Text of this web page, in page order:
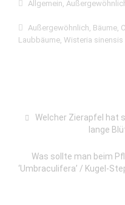
Allgemein,
Außergewöhnlich, Bäume,
Laubbäume, Wisteria
Welcher Zierapfel hat
lange
Was sollte man beim
‘Umbraculifera’ / Kugel-